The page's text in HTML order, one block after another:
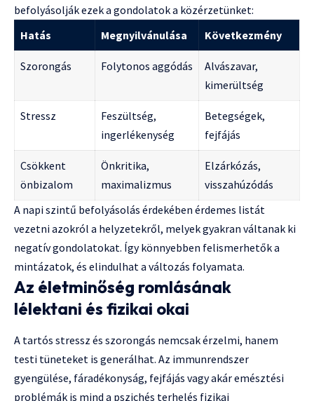
befolyásolják ezek a gondolatok a közérzetünket:
Hatás
Megnyilvánulása Következmény
Szorongás Folytonos aggódás
Alvászavar,
kimerültség
Stressz
Feszültség,
ingerlékenység
Betegségek,
fejfájás
Csökkent
önbizalom
Önkritika,
maximalizmus
Elzárkózás,
visszahúzódás
A napi szintű befolyásolás érdekében érdemes listát
vezetni azokról a helyzetekről, melyek gyakran váltanak ki
negatív gondolatokat. Így könnyebben felismerhetők a
mintázatok, és elindulhat a változás folyamata.
Az életminőség romlásának
lélektani és fizikai okai
A tartós stressz és szorongás nemcsak érzelmi, hanem
testi tüneteket is generálhat. Az immunrendszer
gyengülése, fáradékonyság, fejfájás vagy akár emésztési
problémák is mind a pszichés terhelés fizikai